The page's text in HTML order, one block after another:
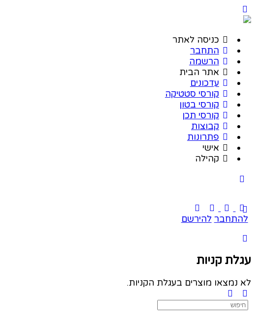
כניסה לאתר
התחבר
הרשמה
אתר הבית
עדכונים
קורסי סטטיקה
קורסי בטון
קורסי תכן
קבוצות
פתרונות
אישי
קהילה
להתחבר להירשם
עגלת קניות
לא נמצאו מוצרים בעגלת הקניות.
Search